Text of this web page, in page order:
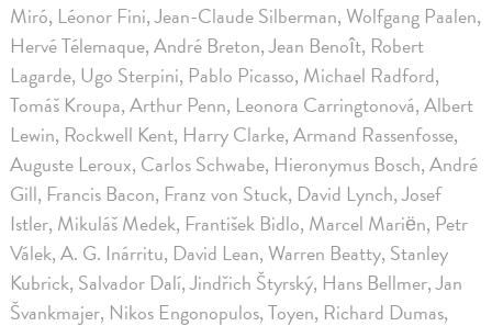
Miró, Léonor Fini, Jean-Claude Silberman, Wolfgang Paalen,
Hervé Télemaque, André Breton, Jean Benoît, Robert
Lagarde, Ugo Sterpini, Pablo Picasso, Michael Radford,
Tomáš Kroupa, Arthur Penn, Leonora Carringtonová, Albert
Lewin, Rockwell Kent, Harry Clarke, Armand Rassenfosse,
Auguste Leroux, Carlos Schwabe, Hieronymus Bosch, André
Gill, Francis Bacon, Franz von Stuck, David Lynch, Josef
Istler, Mikuláš Medek, František Bidlo, Marcel Mariën, Petr
Válek, A. G. Inárritu, David Lean, Warren Beatty, Stanley
Kubrick, Salvador Dalí, Jindřich Štyrský, Hans Bellmer, Jan
Švankmajer, Nikos Engonopulos, Toyen, Richard Dumas,